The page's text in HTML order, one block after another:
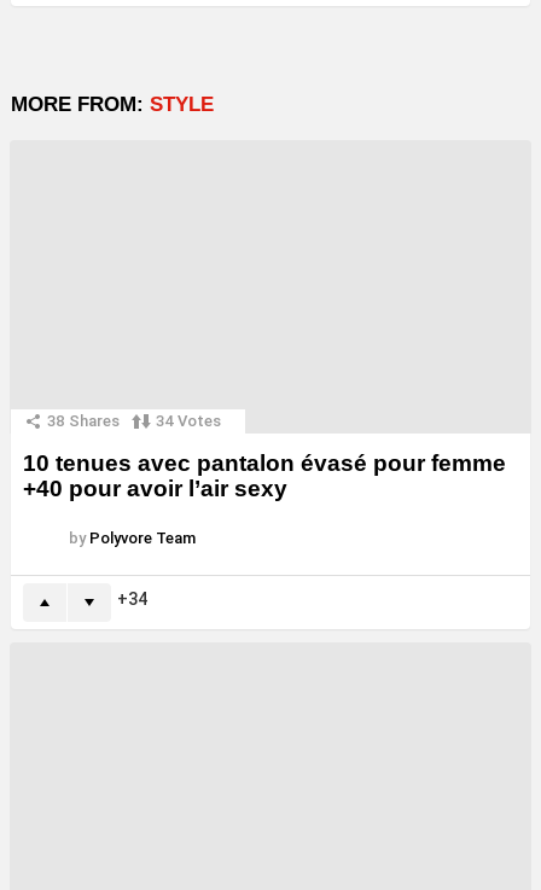
MORE FROM: STYLE
38 Shares 34 Votes
10 tenues avec pantalon évasé pour femme
+40 pour avoir l’air sexy
by Polyvore Team
34